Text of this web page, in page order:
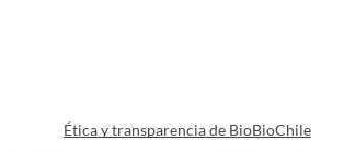
Ética y transparencia de BioBioChile